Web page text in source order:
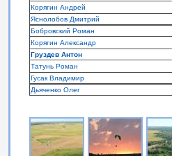
Корягин Андрей
Яснолобов Дмитрий
Бобровский Роман
Корягин Александр
Груздев Антон
Татунь Роман
Гусак Владимир
Дьяченко Олег